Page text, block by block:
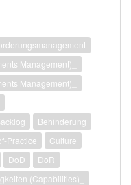
Management)_
Management)_
Behinderung
Practice
Culture
DoD
DoR
(Capabilities)_